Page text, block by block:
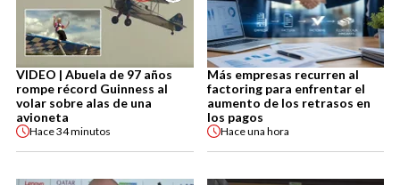
VIDEO | Abuela de 97 años
rompe récord Guinness al
volar sobre alas de una
avioneta
Hace34 minutos
Más empresas recurren al
factoring para enfrentar el
aumento de los retrasos en
los pagos
Haceuna hora